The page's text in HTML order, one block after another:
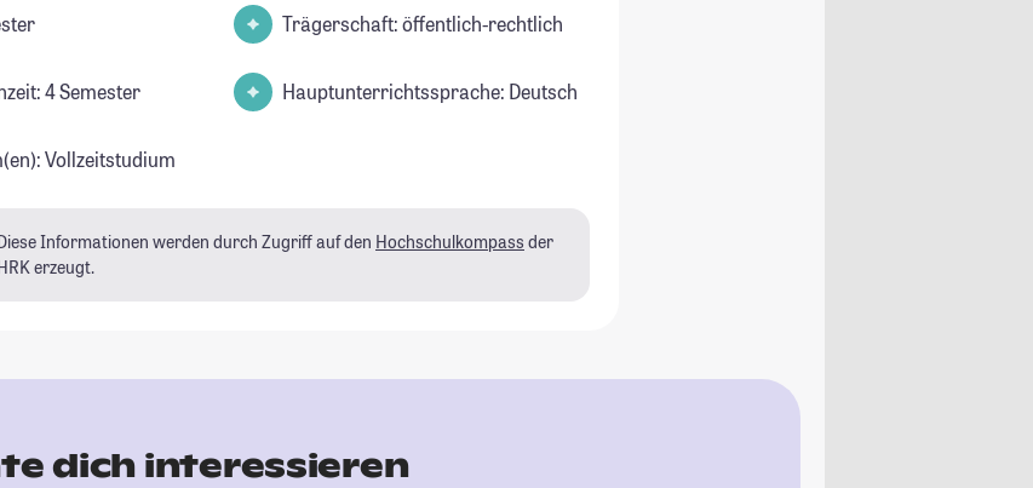
4 Semester
Vollzeitstudium
Trägerschaft: öffentlich-rechtlich
Hauptunterrichtssprache: Deutsch
Informationen werden durch Zugriff auf den Hochschulkompass der
erzeugt.
dich interessieren